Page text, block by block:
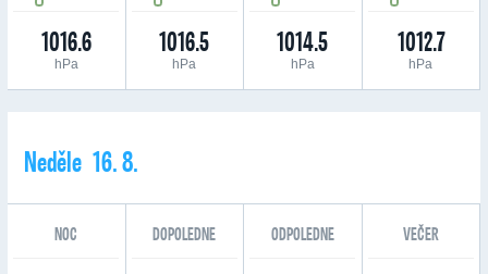
1016.6
hPa
1016.5
hPa
1014.5
hPa
1012.7
hPa
Neděle 16. 8.
NOC DOPOLEDNE ODPOLEDNE VEČER